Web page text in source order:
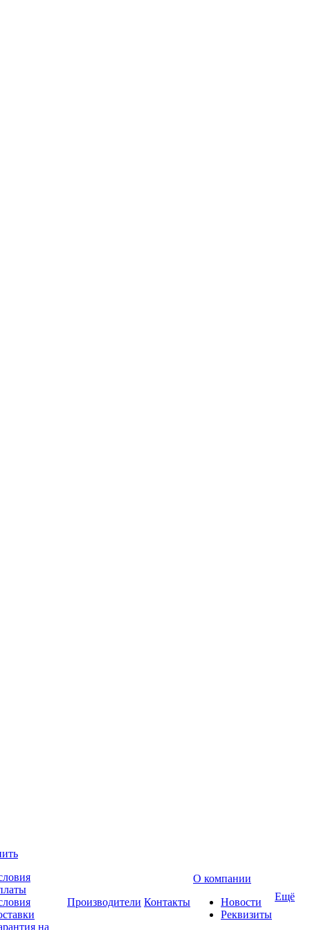
на
Производители Контакты
О компании
Новости
Реквизиты
Ещё